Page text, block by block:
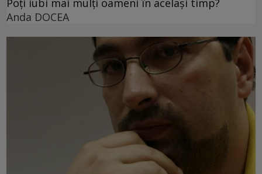
Poți iubi mai mulți oameni în același timp?
Anda DOCEA